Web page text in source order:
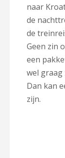
naar
de
de
Geen zin
een
wel graag
Dan kan
zijn.